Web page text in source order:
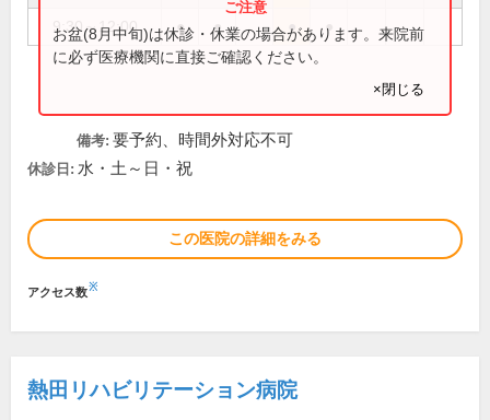
9:30～12:00 ● ● ● ●
お盆(8月中旬)は休診・休業の場合があります。来院前
に必ず医療機関に直接ご確認ください。
×閉じる
備考: 要予約、時間外対応不可
休診日: 水・土～日・祝
この医院の詳細をみる
アクセス数※
熱田リハビリテーション病院